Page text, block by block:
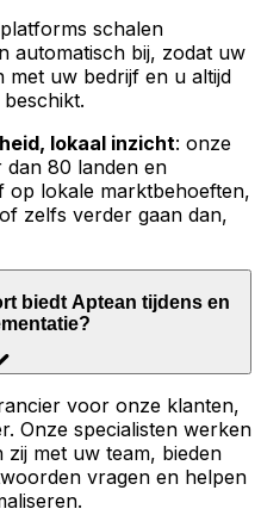
schalen
automatisch bij, zodat uw
met uw bedrijf en u altijd
lokaal inzicht: onze
dan 80 landen en
op lokale marktbehoeften,
zelfs verder gaan dan,
biedt Aptean tijdens en
voor onze klanten,
Onze specialisten werken
zij met uw team, bieden
vragen en helpen